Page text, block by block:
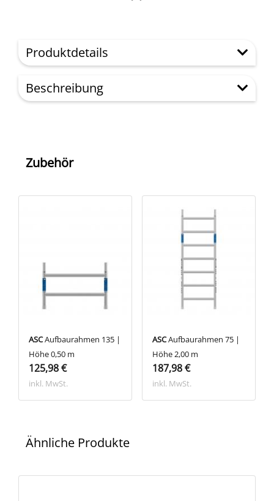
Produktdetails
Beschreibung
Zubehör
ASCAufbaurahmen 135 |
Höhe 0,50 m
125,98 €
inkl. MwSt.
ASCAufbaurahmen 75 |
Höhe 2,00 m
187,98 €
inkl. MwSt.
Ähnliche Produkte